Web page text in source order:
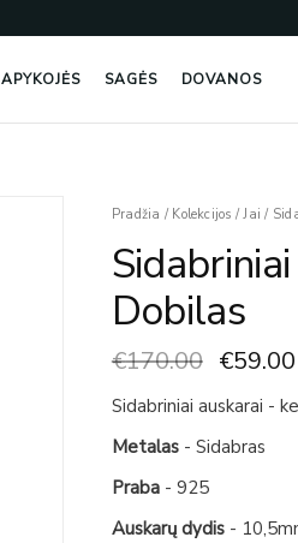
APYKOJĖS SAGĖS DOVANOS
Pradžia / Kolekcijos / Jai /
Dobilas
€170.00
was:
€59.00
Sidabriniai auskarai -
Metalas- Sidabras
Praba- 925
Auskarų dydis-
produkto
Sidabriniai
Auskarai
-
Keturlapis
Dobilas